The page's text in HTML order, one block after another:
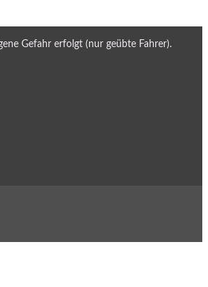
Gefahr erfolgt (nur geübte Fahrer).